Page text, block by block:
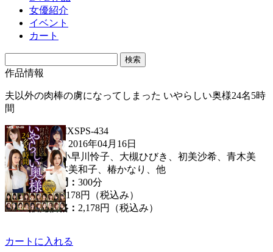
女優紹介
イベント
カート
作品情報
夫以外の肉棒の虜になってしまった いやらしい奥様24名5時
間
品番：MXSPS-434
発売日： 2016年04月16日
女優：小早川怜子、大槻ひびき、初美沙希、青木美
空、山本美和子、椿かなり、他
収録時間： 300分
定価：2,178円（税込み）
販売価格： 2,178円 （税込み）
カートに入れる